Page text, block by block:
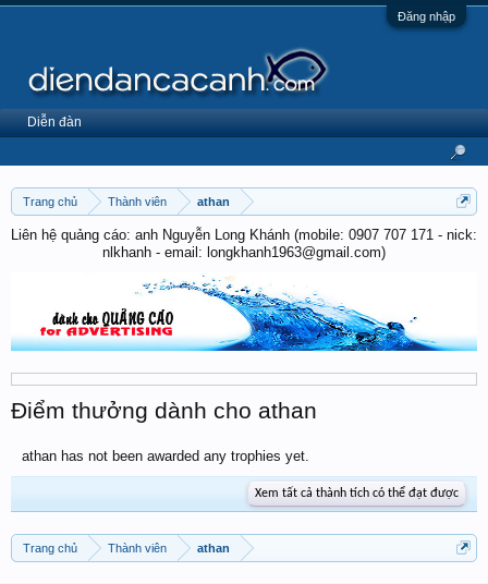
Đăng nhập
Trang chủ Thành viên athan
Liên hệ quảng cáo: anh Nguyễn Long Khánh (mobile: 0907 707 171 - nick:
nlkhanh - email: longkhanh1963@gmail.com)
Điểm thưởng dành cho athan
athan has not been awarded any trophies yet.
Xem tất cả thành tích có thể đạt được
Trang chủ Thành viên athan
Diễn đàn